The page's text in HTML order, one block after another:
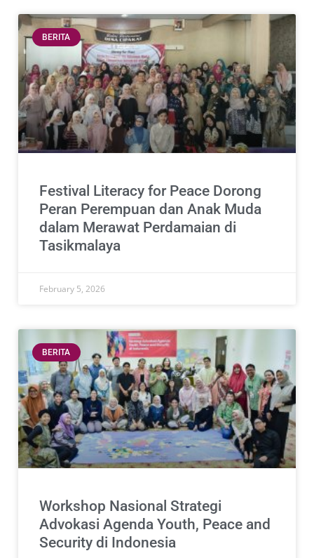
BERITA
Festival Literacy for Peace Dorong
Peran Perempuan dan Anak Muda
dalam Merawat Perdamaian di
Tasikmalaya
February 5, 2026
BERITA
Workshop Nasional Strategi
Advokasi Agenda Youth, Peace and
Security di Indonesia